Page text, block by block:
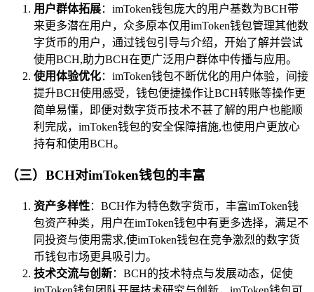
用户群体拓展：imToken钱包庞大的用户基数为BCH带
来更多潜在用户，众多原本仅用imToken钱包管理其他数
字货币的用户，通过钱包引导与介绍，开始了解并尝试
使用BCH,助力BCH在更广泛用户群体中传播与应用。
使用体验优化：imToken钱包不断优化的用户体验，间接
提升BCH使用感受，钱包便捷操作让BCH转账等操作更
简单易懂，即便对数字货币技术不甚了解的用户也能顺
利完成，imToken钱包的安全保障措施,也使用户更放心
持有和使用BCH。
（三）BCH对imToken钱包的丰富
资产多样性：BCH作为特色数字货币，丰富imToken钱
包资产种类，用户在imToken钱包中有更多选择，满足不
同投资与使用需求,使imToken钱包在竞争激烈的数字货
币钱包市场更具吸引力。
技术交流与创新：BCH的技术特点与发展动态，促使